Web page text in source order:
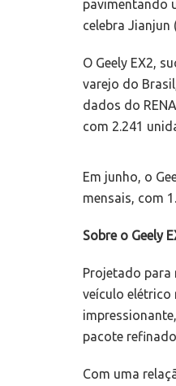
pavimentando
celebra Jianjun
O Geely EX2,
varejo do
dados do
com 2.241
Em junho, o
mensais, com
Sobre o Geely
Projetado para
veículo elétrico
pacote
Com uma